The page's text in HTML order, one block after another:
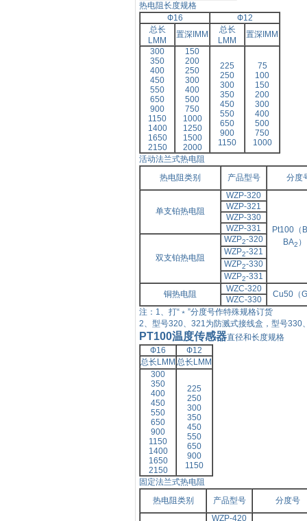
热电阻长度规格
Ф16 Ф12
总长
LMM
置深 IMM
总长
LMM
置深 IMM
300
350
400
450
550
650
900
1150
1400
1650
2150
150
200
250
300
400
500
750
1000
1250
1500
2000
225
250
300
350
450
550
650
900
1150
75
100
150
200
300
400
500
750
1000
活动法兰式热电阻
热电阻类别
产品型号 分度
单支铂热电阻
WZP-320
Pt100（
BA2
WZP-321
WZP-330
WZP-331
双支铂热电阻
WZP2-320
WZP2-321
WZP2-330
WZP2-331
铜热电阻
WZC-320
Cu50（
WZC-330
注： 1、打“﹡”分度号作特殊规格订货
2、型号320、321为防溅式接线盒，型号330
PT100温度传感器直径和长度规格
Ф16 Ф12
总长 LMM 总长 LMM
300
350
400
450
550
650
900
1150
1400
1650
2150
225
250
300
350
450
550
650
900
1150
固定法兰式热电阻
热电阻类别
产品型号
分度号
WZP-420